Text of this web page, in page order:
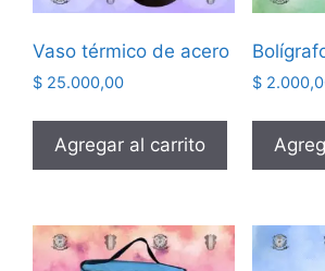
Vaso térmico de acero
$ 25.000,00
Agregar al carrito
$